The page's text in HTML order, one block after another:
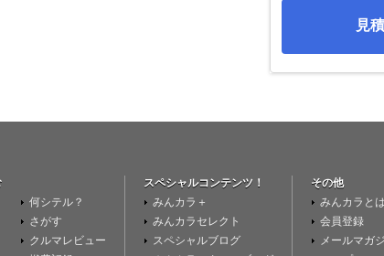
見
何シテル？
さがす
クルマレビュー
スペシャルコンテンツ！
みんカラ＋
みんカラセレクト
スペシャルブログ
その他
みんカラとは
会員登録
メールマガ